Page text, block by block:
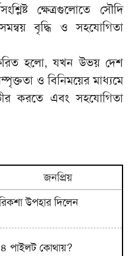
ক্ষেত্রগুলোতে সৌদি
বৃদ্ধি ও সহযোগিতা
হলো, যখন উভয় দেশ
ও বিনিময়ের মাধ্যমে
করতে এবং সহযোগিতা
জনপ্রিয়
উপহার দিলেন
৪ পাইলট কোথায়?